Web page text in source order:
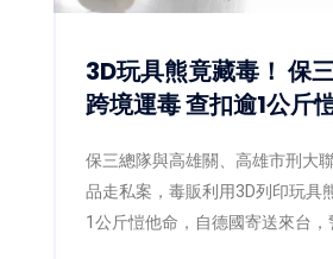
3D玩具熊竟藏毒！ 保
跨境運毒 查扣逾1公
保三總隊與高雄關、高雄市刑大
品走私案，毒販利用3D列印玩具
1公斤愷他命，自德國寄送來台